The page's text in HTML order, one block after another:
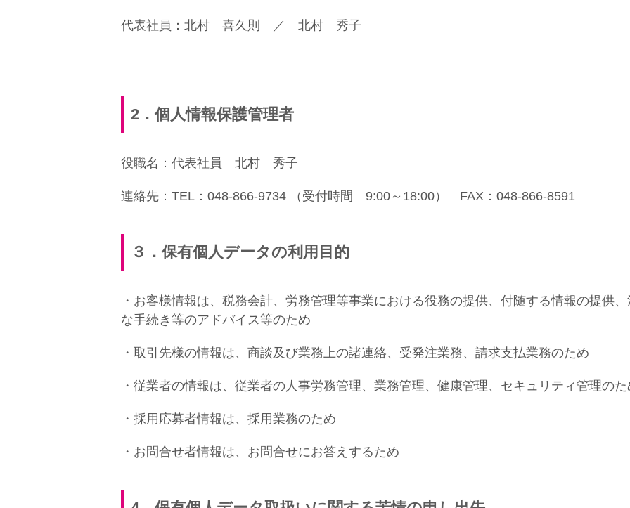
代表社員：北村 喜久則 ／ 北村 秀子
2 ．個人情報保護管理者
役職名：代表社員 北村 秀子
連絡先：TEL：048-866-9734 （受付時間 9:00～18:00） FAX：048-866-8591
３．保有個人データの利用目的
・お客様情報は、税務会計、労務管理等事業における役務の提供、付随する情報の提供
な手続き等のアドバイス等のため
・取引先様の情報は、商談及び業務上の諸連絡、受発注業務、請求支払業務のため
・従業者の情報は、従業者の人事労務管理、業務管理、健康管理、セキュリティ管理のた
・採用応募者情報は、採用業務のため
・お問合せ者情報は、お問合せにお答えするため